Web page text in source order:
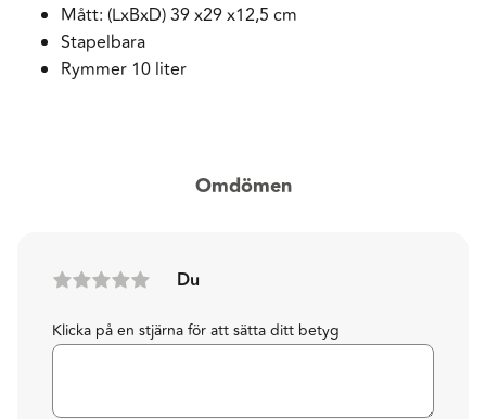
Mått: (LxBxD) 39 x29 x12,5 cm
Stapelbara
Rymmer 10 liter
Omdömen
Du
Klicka på en stjärna för att sätta ditt betyg